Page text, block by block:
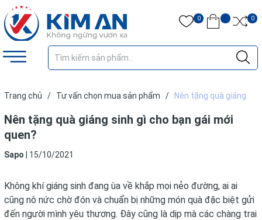
0 0
Trang chủ / Tư vấn chọn mua sản phẩm /
Nên tặng quà giáng
Nên tặng quà giáng sinh gì cho bạn gái mới
quen?
Sapo 15/10/2021
Không khí giáng sinh đang ùa về khắp mọi nẻo đường, ai ai
cũng nô nức chờ đón và chuẩn bị những món quà đặc biệt gửi
đến người mình yêu thương. Đây cũng là dịp mà các chàng trai